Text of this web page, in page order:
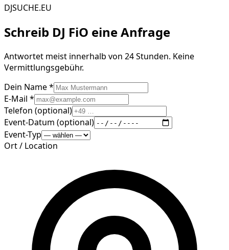
DJSUCHE.EU
Schreib DJ FiO eine Anfrage
Antwortet meist innerhalb von 24 Stunden. Keine
Vermittlungsgebühr.
Dein Name *
E-Mail *
Telefon (optional)
Event-Datum (optional)
Event-Typ
Ort / Location